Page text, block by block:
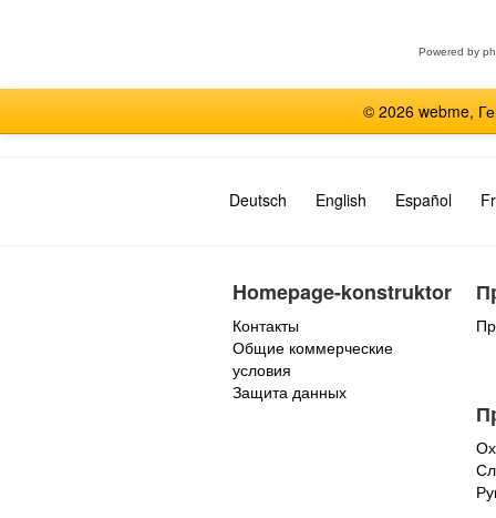
Powered by
© 2026 webme,
Deutsch English Español
Homepage-konstruktor
Контакты
Общие коммерческие
условия
Защита данных